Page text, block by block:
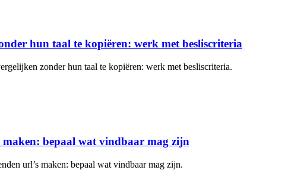
hun taal te kopiëren: werk met besliscriteria
zonder hun taal te kopiëren: werk met besliscriteria.
maken: bepaal wat vindbaar mag zijn
url’s maken: bepaal wat vindbaar mag zijn.